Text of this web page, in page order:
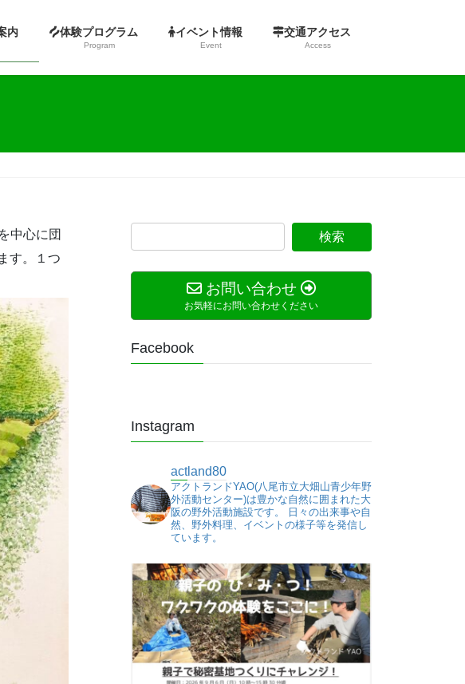
内 体験プログラム
Program
イベント情報
Event
交通アクセス
Access
中心に団
す。１つ
お問い合わせ
お気軽にお問い合わせください
Facebook
Instagram
actland80
アクトランドYAO(八尾市立大畑山青少年野
外活動センター)は豊かな自然に囲まれた大
阪の野外活動施設です。
日々の出来事や自
然、野外料理、イベントの様子等を発信し
ています。